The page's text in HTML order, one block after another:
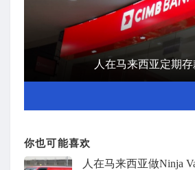
人在马来西亚定期
你也可能喜欢
人在马来西亚做Ninja